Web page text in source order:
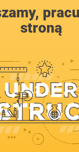
stroną